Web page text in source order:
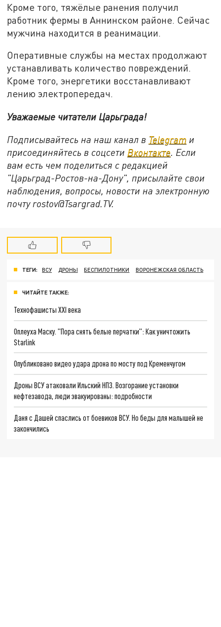
Кроме того, тяжёлые ранения получил
работник фермы в Аннинском районе. Сейчас
мужчина находится в реанимации.
Оперативные службы на местах продолжают
устанавливать количество повреждений.
Кроме того, энергетики восстанавливают
лению электропередач.
Уважаемые читатели Царьграда!
Подписывайтесь на наш канал в Telegram и
присоединяйтесь в соцсети Вконтакте . Если
вам есть чем поделиться с редакцией
"Царьград-Ростов-на-Дону", присылайте свои
наблюдения, вопросы, новости на электронную
почту rostov@Tsargrad.ТV.
ТЕГИ: ВСУ ДРОНЫ БЕСПИЛОТНИКИ ВОРОНЕЖСКАЯ ОБЛАСТЬ
ЧИТАЙТЕ ТАКЖЕ:
Технофашисты XXI века
Оплеуха Маску. "Пора снять белые перчатки": Как уничтожить
Starlink
Опубликовано видео удара дрона по мосту под Кременчугом
Дроны ВСУ атаковали Ильский НПЗ. Возгорание установки
нефтезавода, люди эвакуированы: подробности
Даня с Дашей спаслись от боевиков ВСУ. Но беды для малышей не
закончились